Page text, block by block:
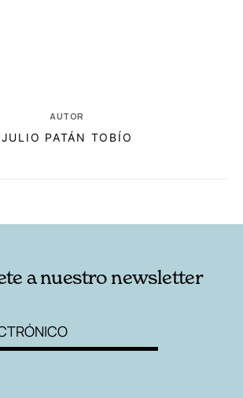
AUTOR
JULIO PATÁN TOBÍO
a nuestro newsletter